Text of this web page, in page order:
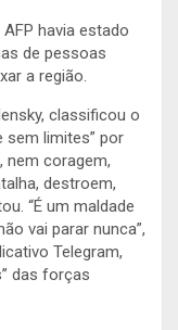
havia estado
de pessoas
a região.
classificou o
sem limites” por
nem coragem,
destroem,
“É um maldade
vai parar nunca”,
Telegram,
das forças